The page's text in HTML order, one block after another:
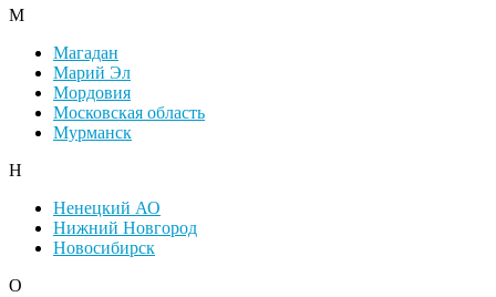
М
Магадан
Марий Эл
Мордовия
Московская область
Мурманск
Н
Ненецкий АО
Нижний Новгород
Новосибирск
О